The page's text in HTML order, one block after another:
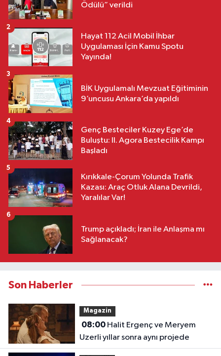
Ödülü” verildi
Hayat 112 Acil Mobil İhbar
Uygulaması İçin Kamu Spotu
Yayında!
2
BİK Uygulamalı Mevzuat Eğitiminin
9’uncusu Ankara’da yapıldı
3
Genç Besteciler Kuzey Ege’de
Buluştu: II. Agora Bestecilik Kampı
Başladı
4
Kırıkkale-Çorum Yolunda Trafik
Kazası: Araç Otluk Alana Devrildi,
Yaralılar Var!
5
Trump açıkladı; İran ile Anlaşma mı
Sağlanacak?
6
Son Haberler
Magazin
08:00Halit Ergenç ve Meryem
Uzerli yıllar sonra aynı projede